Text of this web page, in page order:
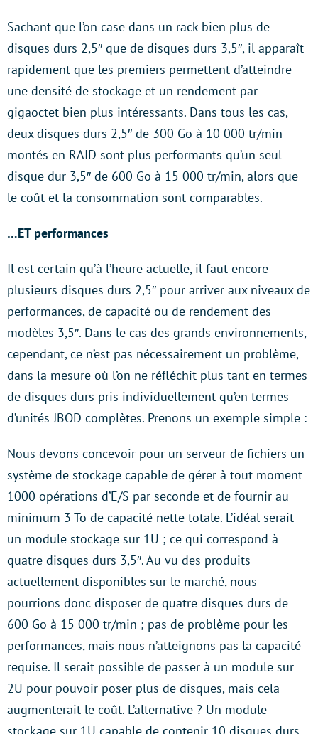
Sachant que l’on case dans un rack bien plus de
disques durs 2,5″ que de disques durs 3,5″, il apparaît
rapidement que les premiers permettent d’atteindre
une densité de stockage et un rendement par
gigaoctet bien plus intéressants. Dans tous les cas,
deux disques durs 2,5″ de 300 Go à 10 000 tr/min
montés en RAID sont plus performants qu’un seul
disque dur 3,5″ de 600 Go à 15 000 tr/min, alors que
le coût et la consommation sont comparables.
…ET performances
Il est certain qu’à l’heure actuelle, il faut encore
plusieurs disques durs 2,5″ pour arriver aux niveaux de
performances, de capacité ou de rendement des
modèles 3,5″. Dans le cas des grands environnements,
cependant, ce n’est pas nécessairement un problème,
dans la mesure où l’on ne réfléchit plus tant en termes
de disques durs pris individuellement qu’en termes
d’unités JBOD complètes. Prenons un exemple simple :
Nous devons concevoir pour un serveur de fichiers un
système de stockage capable de gérer à tout moment
1000 opérations d’E/S par seconde et de fournir au
minimum 3 To de capacité nette totale. L’idéal serait
un module stockage sur 1U ; ce qui correspond à
quatre disques durs 3,5″. Au vu des produits
actuellement disponibles sur le marché, nous
pourrions donc disposer de quatre disques durs de
600 Go à 15 000 tr/min ; pas de problème pour les
performances, mais nous n’atteignons pas la capacité
requise. Il serait possible de passer à un module sur
2U pour pouvoir poser plus de disques, mais cela
augmenterait le coût. L’alternative ? Un module
stockage sur 1U capable de contenir 10 disques durs